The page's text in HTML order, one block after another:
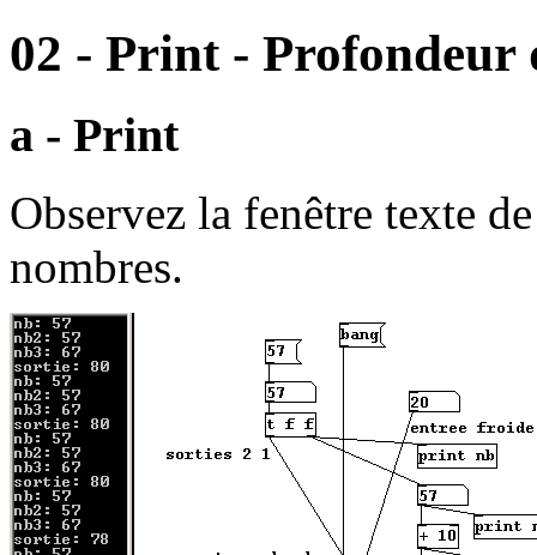
02 - Print- Profondeur
a - Print
Observez la fenêtre texte
nombres.